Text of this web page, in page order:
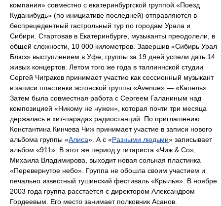
компания» совместно с екатеринбургской группой «Поезд
Куданибудь» (по инициативе последней) отправляются в
беспрецедентный гастрольный тур по городам Урала и
Сибири. Стартовав в Екатеринбурге, музыканты преодолели, в
общей сложности, 10 000 километров. Завершив «Сибирь Урал
Блюз» выступлением в Уфе, группы за 19 дней успели дать 14
живых концертов. Летом того же года в таллиннской студии
Сергей Чиграков принимает участие как сессионный музыкант
в записи пластинки эстонской группы «Avenue» — «Капель».
Затем была совместная работа с Сергеем Галаниным над
композицией «Никому не нужен», которая почти три месяца
держалась в хит-парадах радиостанций. По приглашению
Константина Кинчева Чиж принимает участие в записи нового
альбома группы «Алиса». А с «Разными людьми» записывает
альбом «911». В этот же период у гитариста «Чиж & Со»,
Михаила Владимирова, выходит новая сольная пластинка
«Перевернутое небо». Группа не обошла своим участием и
печально известный тушинский фестиваль «Крылья». В ноябре
2003 года группа расстается с директором Александром
Гордеевым. Его место занимает полковник Асанов.